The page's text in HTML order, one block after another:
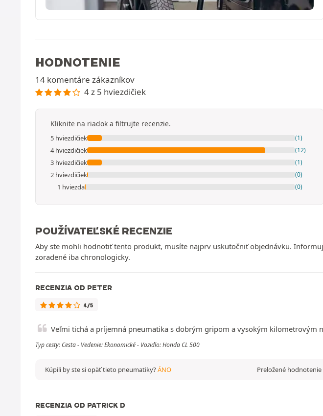
HODNOTENIE
14 komentáre zákazníkov
4 z 5 hviezdičiek
Kliknite na riadok a filtrujte recenzie.
5 hviezdičiek (1)
4 hviezdičiek (12)
3 hviezdičiek (1)
2 hviezdičiek (0)
1 hviezda (0)
POUŽÍVATEĽSKÉ RECENZIE
Aby ste mohli hodnotiť tento produkt, musíte najprv uskutočniť objednávku.
zoradené iba chronologicky.
RECENZIA OD PETER
4/5
Veľmi tichá a príjemná pneumatika s dobrým gripom a vysokým kilometrovým
Typ cesty: Cesta - Vedenie: Ekonomické - Vozidlo: Honda CL 500
Preložené hodnotenie
Kúpili by ste si opäť tieto pneumatiky?ÁNO
RECENZIA OD PATRICK D